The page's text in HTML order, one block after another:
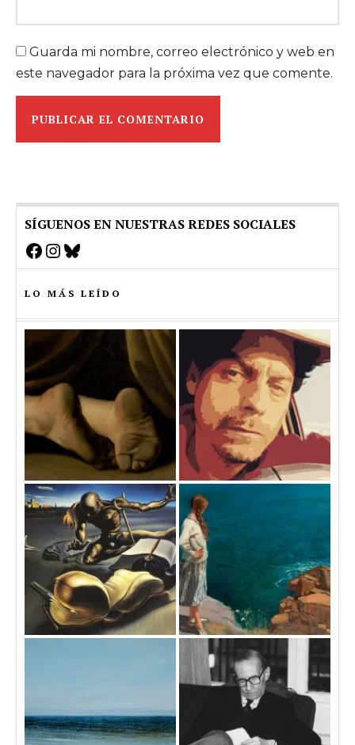
Guarda mi nombre, correo electrónico y web en
este navegador para la próxima vez que comente.
SÍGUENOS EN NUESTRAS REDES SOCIALES
Facebook
Instagram
Bluesky
LO MÁS LEÍDO